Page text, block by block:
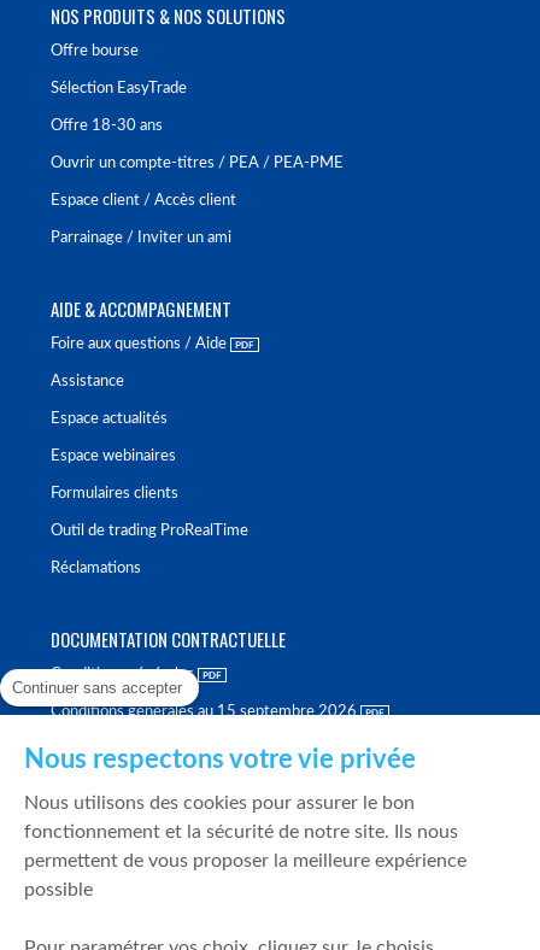
NOS PRODUITS & NOS SOLUTIONS
Offre bourse
Sélection EasyTrade
Offre 18-30 ans
Ouvrir un compte-titres / PEA / PEA-PME
Espace client / Accès client
Parrainage / Inviter un ami
AIDE & ACCOMPAGNEMENT
Foire aux questions / Aide
Assistance
Espace actualités
Espace webinaires
Formulaires clients
Outil de trading ProRealTime
Réclamations
DOCUMENTATION CONTRACTUELLE
Conditions générales
Conditions générales au 15 septembre 2026
Politique de meilleure sélection
Politique de durabilité
Fonds de garantie des dépôts et de résolution
Continuer sans accepter
Nous respectons votre vie privée
Nous utilisons des cookies pour assurer le bon
fonctionnement et la sécurité de notre site. Ils nous
permettent de vous proposer la meilleure expérience
possible